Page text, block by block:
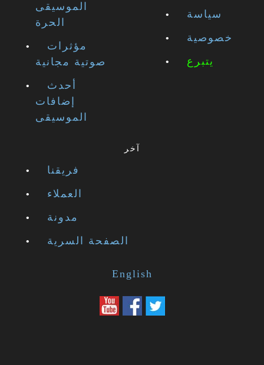
الموسيقى
الحرة
مؤثرات
صوتية مجانية
أحدث
إضافات
الموسيقى
سياسة
خصوصية
يتبرع
آخر
فريقنا
العملاء
مدونة
الصفحة السرية
English